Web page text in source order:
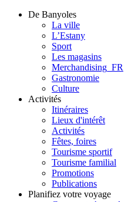
De Banyoles
La ville
L’Estany
Sport
Les magasins
Merchandising_FR
Gastronomie
Culture
Activités
Itinéraires
Lieux d'intérêt
Activités
Fêtes, foires
Tourisme sportif
Tourisme familial
Promotions
Publications
Planifiez votre voyage